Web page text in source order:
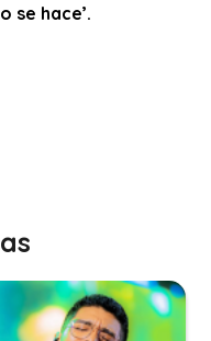
se hace’.